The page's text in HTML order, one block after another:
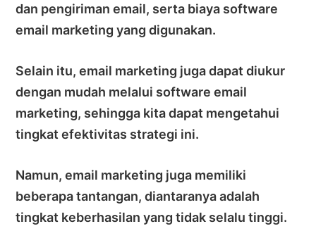
dan pengiriman email, serta biaya software
email marketing yang digunakan.
Selain itu, email marketing juga dapat diukur
dengan mudah melalui software email
marketing, sehingga kita dapat mengetahui
tingkat efektivitas strategi ini.
Namun, email marketing juga memiliki
beberapa tantangan, diantaranya adalah
tingkat keberhasilan yang tidak selalu tinggi.